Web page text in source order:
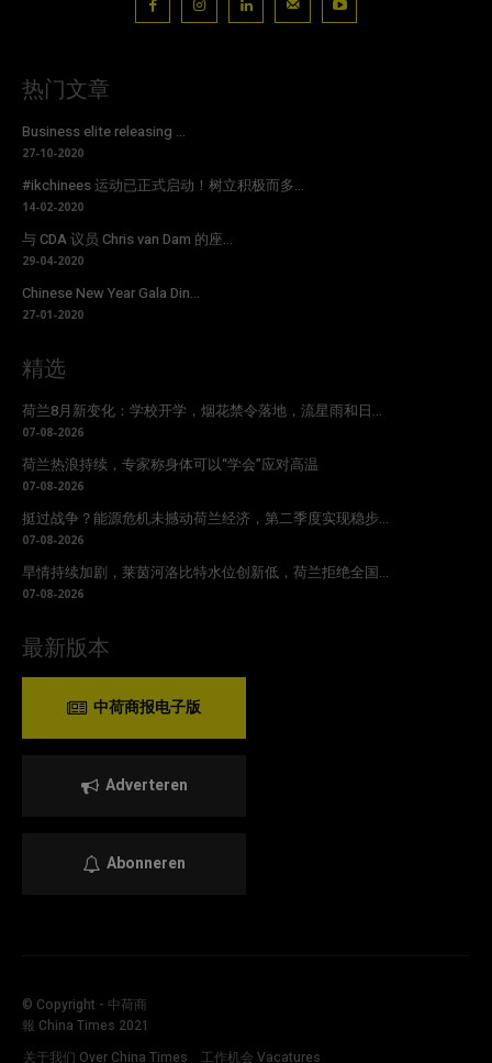
热门文章
Business elite releasing ...
27-10-2020
#ikchinees 运动已正式启动！树立积极而多...
14-02-2020
与 CDA 议员 Chris van Dam 的座...
29-04-2020
Chinese New Year Gala Din...
27-01-2020
精选
荷兰8月新变化：学校开学，烟花禁令落地，流星雨和日...
07-08-2026
荷兰热浪持续，专家称身体可以“学会”应对高温
07-08-2026
挺过战争？能源危机未撼动荷兰经济，第二季度实现稳步...
07-08-2026
旱情持续加剧，莱茵河洛比特水位创新低，荷兰拒绝全国...
07-08-2026
最新版本
中荷商报电子版
Adverteren
Abonneren
© Copyright - 中荷商
報 China Times 2021
关于我们 Over China Times
工作机会 Vacatures